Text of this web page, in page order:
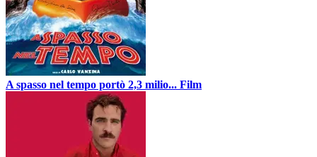
A spasso nel tempo portò 2,3 milio... Film